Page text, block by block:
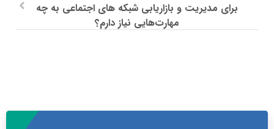
برای مدیریت و بازاریابی شبکه های اجتماعی به چه
مهارت‌هایی نیاز دارم؟